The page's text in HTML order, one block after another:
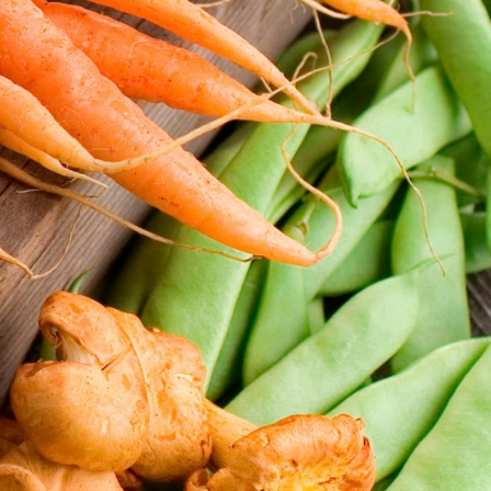
la moutarde dans un petit bol. Saler et faire
chauffer au micro-onde pendant 30 seconde
à 750 W. 5/ Disposer les pommes de terre
dans les assiettes et couper la saucisse de
morteau en rondelles. 6/ Servir chaud. Bon
appétit !